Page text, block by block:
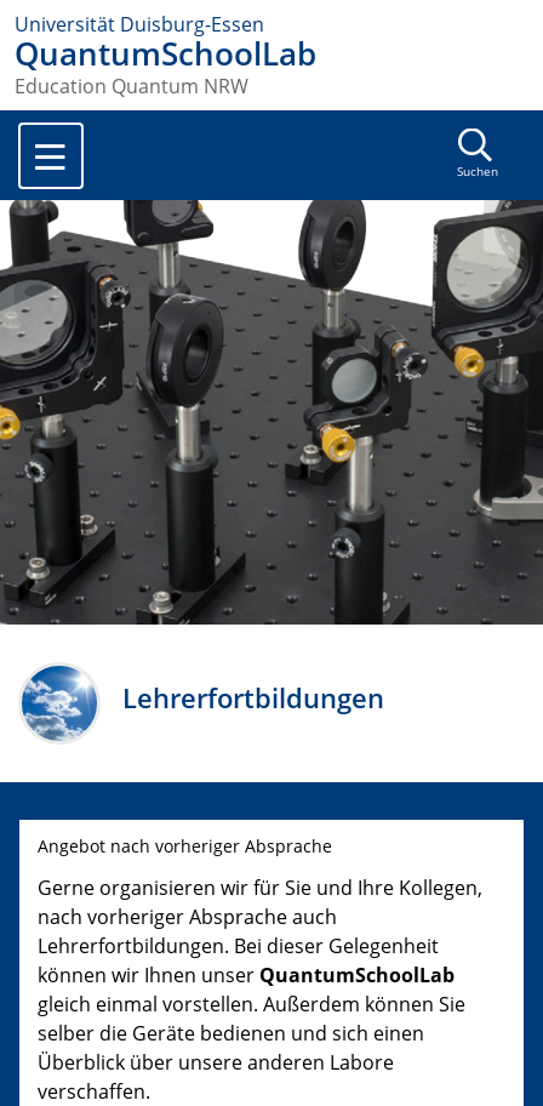
Universität Duisburg-Essen
QuantumSchoolLab
Education Quantum NRW
Suchen
Lehrerfortbildungen
Angebot nach vorheriger Absprache
Gerne organisieren wir für Sie und Ihre Kollegen,
nach vorheriger Absprache auch
Lehrerfortbildungen. Bei dieser Gelegenheit
können wir Ihnen unser QuantumSchoolLab
gleich einmal vorstellen. Außerdem können Sie
selber die Geräte bedienen und sich einen
Überblick über unsere anderen Labore
verschaffen.